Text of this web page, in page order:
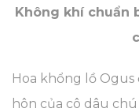
Không khí chuẩn
Hoa khổng lồ
hôn của cô dâu